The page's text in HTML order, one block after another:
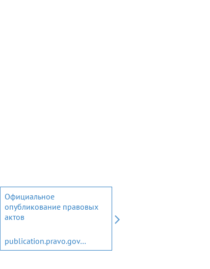
Официальное
опубликование правовых
актов
publication.pravo.gov.ru